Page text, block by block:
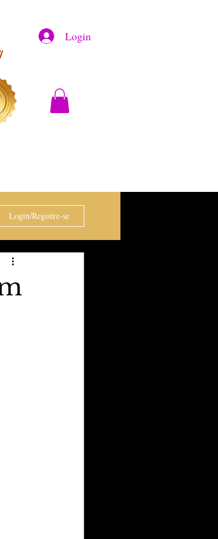
Login
Login/Registre-se